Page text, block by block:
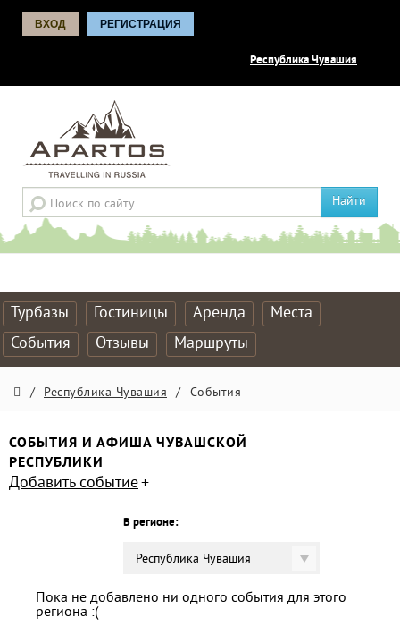
ВХОД РЕГИСТРАЦИЯ
Республика Чувашия
Найти
Турбазы Гостиницы Аренда
Места
События
Отзывы Маршруты
/ Республика Чувашия / События
СОБЫТИЯ И АФИША ЧУВАШСКОЙ
РЕСПУБЛИКИ
Добавить событие
В регионе:
Республика Чувашия
Пока не добавлено ни одного события для этого
региона :(